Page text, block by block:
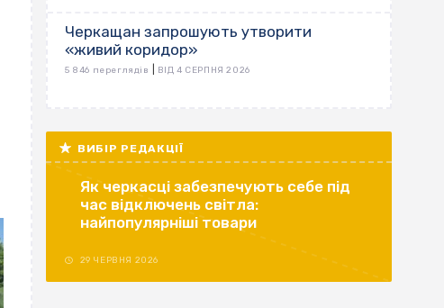
Черкащан запрошують утворити
«живий коридор»
5 846 переглядів ВІД 4 СЕРПНЯ 2026
ВИБІР РЕДАКЦІЇ
Як черкасці забезпечують себе під
час відключень світла:
найпопулярніші товари
29 ЧЕРВНЯ 2026